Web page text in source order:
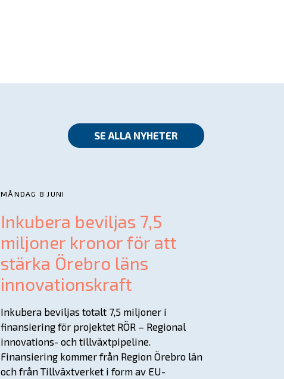
SE ALLA NYHETER
MÅNDAG 8 JUNI
Inkubera beviljas 7,5
miljoner kronor för att
stärka Örebro läns
innovationskraft
Inkubera beviljas totalt 7,5 miljoner i
finansiering för projektet RÖR – Regional
innovations- och tillväxtpipeline.
Finansiering kommer från Region Örebro län
och från Tillväxtverket i form av EU-